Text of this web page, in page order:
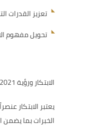
تعزيز القدرات
تحويل مفهوم
الابتكار ورؤية 2021
يعتبر الابتكار
الخبرات بما يضمن